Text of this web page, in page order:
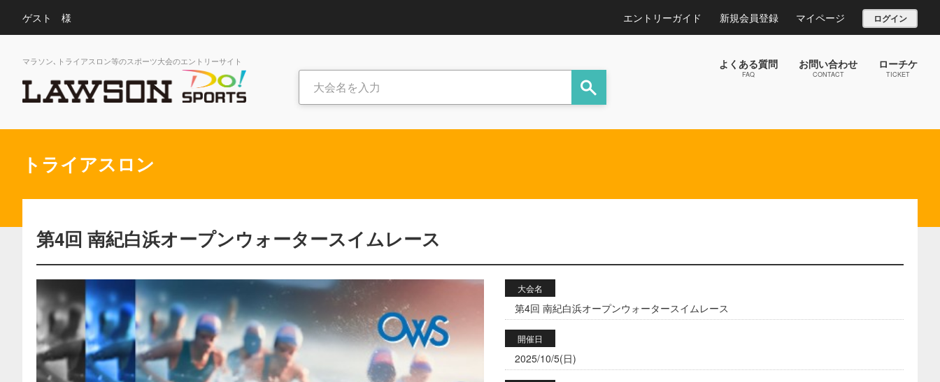
ゲスト 様 エントリーガイド 新規会員登録 マイページ ログイン
マラソン､トライアスロン等のスポーツ大会のエントリーサイト よくある質問
FAQ
お問い合わせ
CONTACT
ローチケ
TICKET
トライアスロン
第4回 南紀白浜オープンウォータースイムレース
大会名
第4回 南紀白浜オープンウォータースイムレース
開催日
2025/10/5(日)